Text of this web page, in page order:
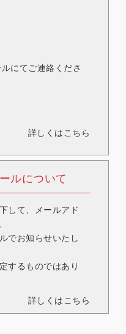
にてご連絡くださ
詳しくはこちら
ルについて
して、メールアド
でお知らせいたし
するものではあり
詳しくはこちら